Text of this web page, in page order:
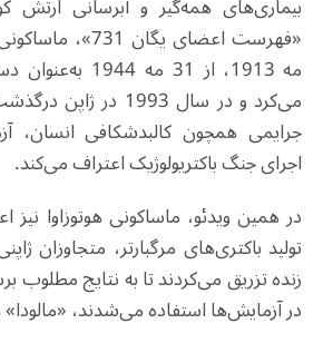
مه 1913، از 31
می‌کرد و در سال 1993
جرایمی همچون کالبدشکافی انسان،
اجرای جنگ باکتریولوژیک اعتراف می‌کند.
در همین ویدئو، ماساکونی هوتوزاوا
تولید باکتری‌های مرگبارتر، متجاوزان
زنده تزریق می‌کردند تا به نتایج مطلوب
در آزمایش‌ها استفاده می‌شدند،